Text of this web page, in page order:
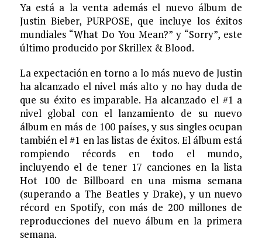
Ya está a la venta además el nuevo álbum de
Justin Bieber, PURPOSE, que incluye los éxitos
mundiales “What Do You Mean?” y “Sorry”, este
último producido por Skrillex & Blood.
La expectación en torno a lo más nuevo de Justin
ha alcanzado el nivel más alto y no hay duda de
que su éxito es imparable. Ha alcanzado el #1 a
nivel global con el lanzamiento de su nuevo
álbum en más de 100 países, y sus singles ocupan
también el #1 en las listas de éxitos. El álbum está
rompiendo récords en todo el mundo,
incluyendo el de tener 17 canciones en la lista
Hot 100 de Billboard en una misma semana
(superando a The Beatles y Drake), y un nuevo
récord en Spotify, con más de 200 millones de
reproducciones del nuevo álbum en la primera
semana.